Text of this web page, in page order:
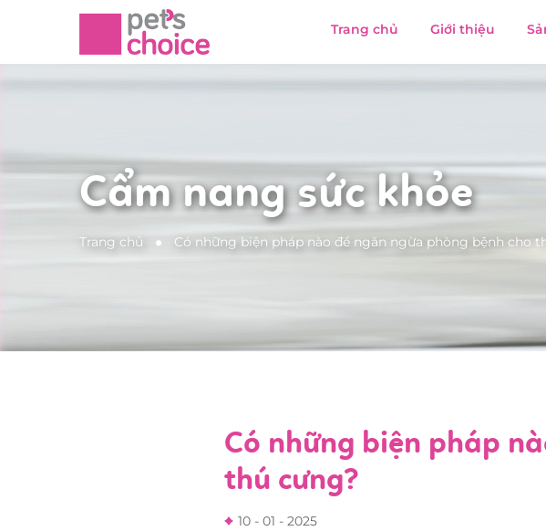
Trang chủ Giới thiệu
Cẩm nang sức khỏe
Trang chủ Có những biện pháp nào để ngăn ngừa phòng bệnh cho
Có những biện pháp
thú cưng?
10 - 01 - 2025